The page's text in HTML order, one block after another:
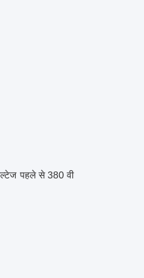
पहले से 380 वी